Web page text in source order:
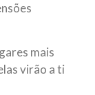
mais
virão a ti